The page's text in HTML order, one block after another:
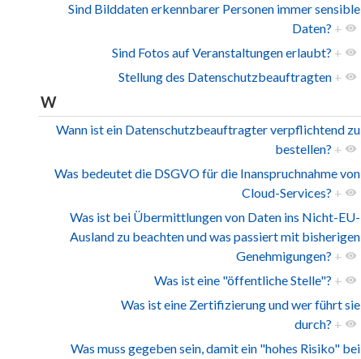
Sind Bilddaten erkennbarer Personen immer sensible
Daten? +
Sind Fotos auf Veranstaltungen erlaubt? +
Stellung des Datenschutzbeauftragten +
W
Wann ist ein Datenschutzbeauftragter verpflichtend zu
bestellen? +
Was bedeutet die DSGVO für die Inanspruchnahme von
Cloud-Services? +
Was ist bei Übermittlungen von Daten ins Nicht-EU-
Ausland zu beachten und was passiert mit bisherigen
Genehmigungen? +
Was ist eine "öffentliche Stelle"? +
Was ist eine Zertifizierung und wer führt sie
durch? +
Was muss gegeben sein, damit ein "hohes Risiko" bei